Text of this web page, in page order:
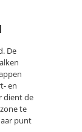
De
en
dient de
te
punt